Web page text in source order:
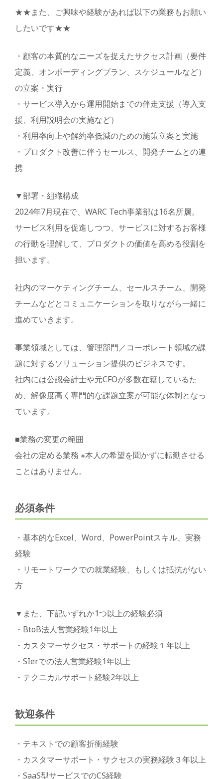
★★また、ご興味や経験があれば以下の業務もお願い
したいです★★
・顧客の本質的なニーズを捉えたサクセス計画（要件
定義、オンボーディングプラン、スケジュールなど）
の立案・実行
・サービス導入から運用開始までの伴走支援（導入支
援、利用説明会の実施など）
・利用率向上や解約率低減のための施策立案と実施
・プロダクト改善に伴うセールス、開発チームとの連
携
▼部署・組織構成
2024年7月現在で、WARC Tech事業部は16名所属。
サービス利用を促進しつつ、サービスに対するお客様
の行動を理解して、プロダクトの価値を高める役割を
担います。
社内のマーケティングチーム、セールスチーム、開発
チームなどとコミュニケーションを取りながら一緒に
進めていきます。
事業領域としては、管理部門／コーポレート領域の課
題に対するソリューション提供のビジネスです。
社内には公認会計士や元CFOが多数在籍しているた
め、解像度高く専門的な課題立案が可能な体制となっ
ています。
■業務の変更の範囲
会社の定める業務 ※本人の希望を聞かずに転勤させる
ことはありません。
必須条件
・基本的なExcel、Word、PowerPointスキル、実務
経験
・リモートワークでの就業経験、もしくは抵抗がない
方
▼また、下記いずれか1つ以上の経験必須
・BtoB法人営業経験1年以上
・カスタマーサクセス・サポートの経験１年以上
・SIerでの法人営業経験1年以上
・テクニカルサポート経験2年以上
歓迎条件
・テキストでの顧客折衝経験
・カスタマーサポート・サクセスの実務経験３年以上
・SaaS型サービスでのCS経験